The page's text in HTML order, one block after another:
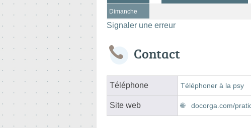
Dimanche
Signaler une erreur
Contact
Téléphone Téléphoner à la psy
Site web docorga.com/